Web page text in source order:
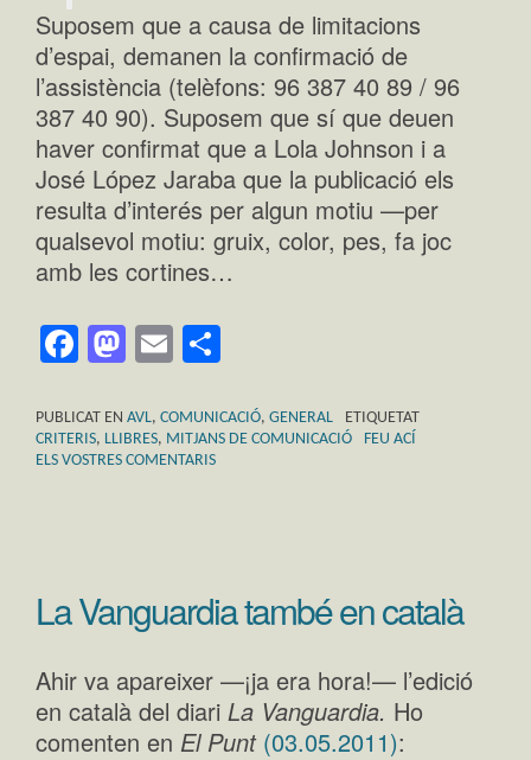
Suposem que a causa de limitacions
d’espai, demanen la confirmació de
l’assistència (telèfons: 96 387 40 89 / 96
387 40 90). Suposem que sí que deuen
haver confirmat que a Lola Johnson i a
José López Jaraba que la publicació els
resulta d’interés per algun motiu —per
qualsevol motiu: gruix, color, pes, fa joc
amb les cortines…
Facebook
Mastodon
Email
PUBLICAT EN AVL, COMUNICACIÓ, GENERAL
ETIQUETAT
CRITERIS, LLIBRES, MITJANS DE COMUNICACIÓ
FEU ACÍ
ELS VOSTRES COMENTARIS
La Vanguardia també en català
Ahir va apareixer —¡ja era hora!— l’edició
en català del diari La Vanguardia. Ho
comenten en El Punt (03.05.2011):